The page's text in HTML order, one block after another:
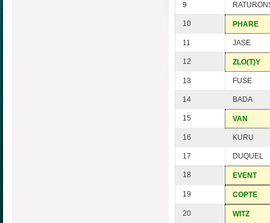
9
10 PHARE
11 JASE
12 ZLO(T)Y
13 FUSE
14 BADA
15 VAN
16 KURU
17 DUQUEL
18 EVENT
19 COPTE
20 WITZ